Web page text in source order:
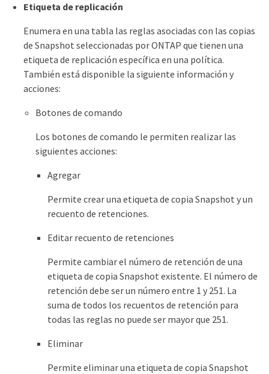
Etiqueta de replicación
Enumera en una tabla las reglas asociadas con las copias
de Snapshot seleccionadas por ONTAP que tienen una
etiqueta de replicación específica en una política.
También está disponible la siguiente información y
acciones:
Botones de comando
Los botones de comando le permiten realizar las
siguientes acciones:
Agregar
Permite crear una etiqueta de copia Snapshot y un
recuento de retenciones.
Editar recuento de retenciones
Permite cambiar el número de retención de una
etiqueta de copia Snapshot existente. El número de
retención debe ser un número entre 1 y 251. La
suma de todos los recuentos de retención para
todas las reglas no puede ser mayor que 251.
Eliminar
Permite eliminar una etiqueta de copia Snapshot